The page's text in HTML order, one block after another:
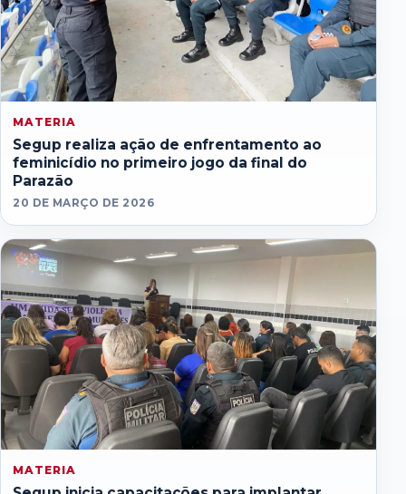
MATERIA
Segup realiza ação de enfrentamento ao
feminicídio no primeiro jogo da final do
Parazão
20 DE MARÇO DE 2026
MATERIA